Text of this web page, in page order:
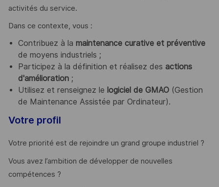
activités du service.
Dans ce contexte, vous :
Contribuez à la maintenance curative et préventive
de moyens industriels ;
Participez à la définition et réalisez des actions
d'amélioration;
Utilisez et renseignez le logiciel de GMAO(Gestion
de Maintenance Assistée par Ordinateur).
Votre profil
Votre priorité est de rejoindre un grand groupe industriel ?
Vous avez l’ambition de développer de nouvelles
compétences ?